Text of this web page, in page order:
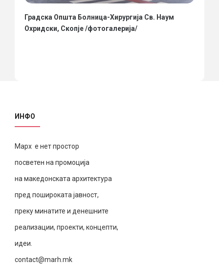
Градска Општа Болница-Хирургија Св. Наум
Охридски, Скопје /фотогалерија/
ИНФО
Марх е нет простор
посветен на промоција
на македонската архитектура
пред пошироката јавност,
преку минатите и денешните
реализации, проекти, концепти,
идеи.
contact@marh.mk